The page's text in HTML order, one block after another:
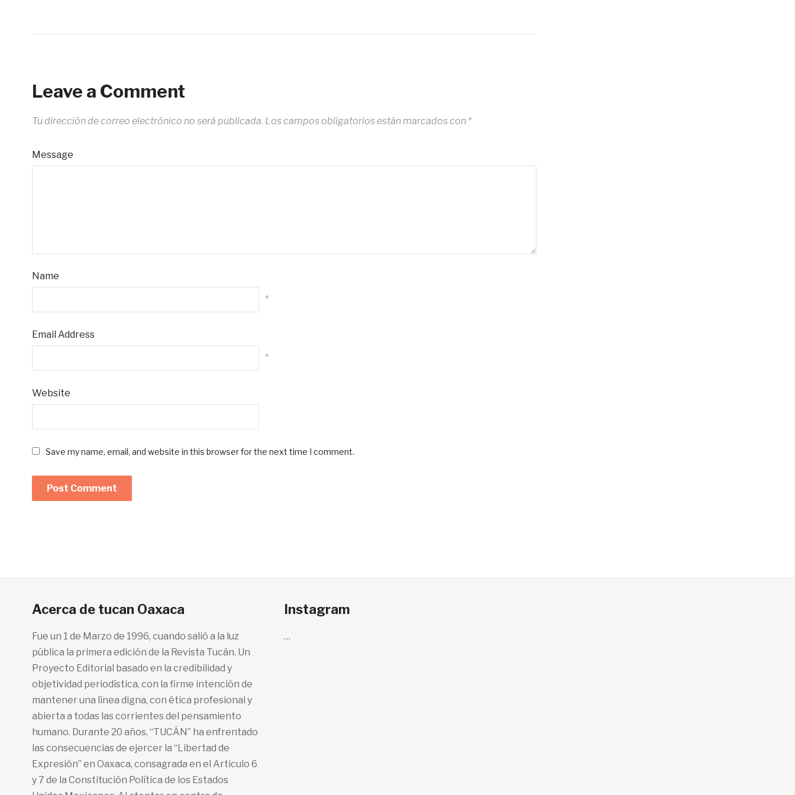
Leave a Comment
Tu dirección de correo electrónico no será publicada. Los campos obligatorios están marcados con *
Message
Name
*
Email Address
*
Website
Save my name, email, and website in this browser for the next time I comment.
Acerca de tucan Oaxaca
Fue un 1 de Marzo de 1996, cuando salió a la luz
pública la primera edición de la Revista Tucán. Un
Proyecto Editorial basado en la credibilidad y
objetividad periodística, con la firme intención de
mantener una línea digna, con ética profesional y
abierta a todas las corrientes del pensamiento
humano. Durante 20 años, “TUCÁN” ha enfrentado
las consecuencias de ejercer la “Libertad de
Expresión” en Oaxaca, consagrada en el Articulo 6
y 7 de la Constitución Política de los Estados
Instagram
…